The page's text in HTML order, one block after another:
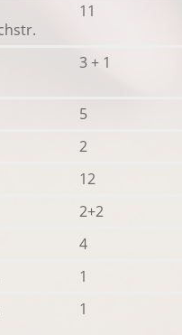
11
3 + 1
5
2
12
2+2
4
1
1